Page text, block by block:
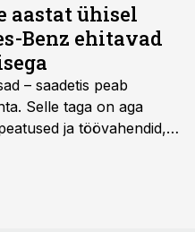
aastat ühisel
Benz ehitavad
– saadetis peab
Selle taga on aga
ja töövahendid,